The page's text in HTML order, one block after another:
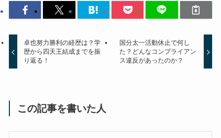
卓也努力勝利の経歴は？学
歴から四天王結成までを振
り返る！
国分太一活動休止で何し
た？どんなコンプライアン
ス違反があったのか？
この記事を書いた人